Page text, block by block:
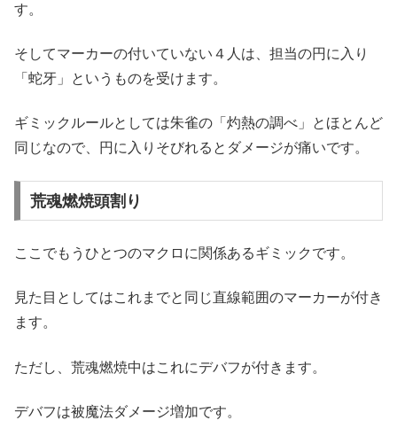
す。
そしてマーカーの付いていない４人は、担当の円に入り
「蛇牙」というものを受けます。
ギミックルールとしては朱雀の「灼熱の調べ」とほとんど
同じなので、円に入りそびれるとダメージが痛いです。
荒魂燃焼頭割り
ここでもうひとつのマクロに関係あるギミックです。
見た目としてはこれまでと同じ直線範囲のマーカーが付き
ます。
ただし、荒魂燃焼中はこれにデバフが付きます。
デバフは被魔法ダメージ増加です。